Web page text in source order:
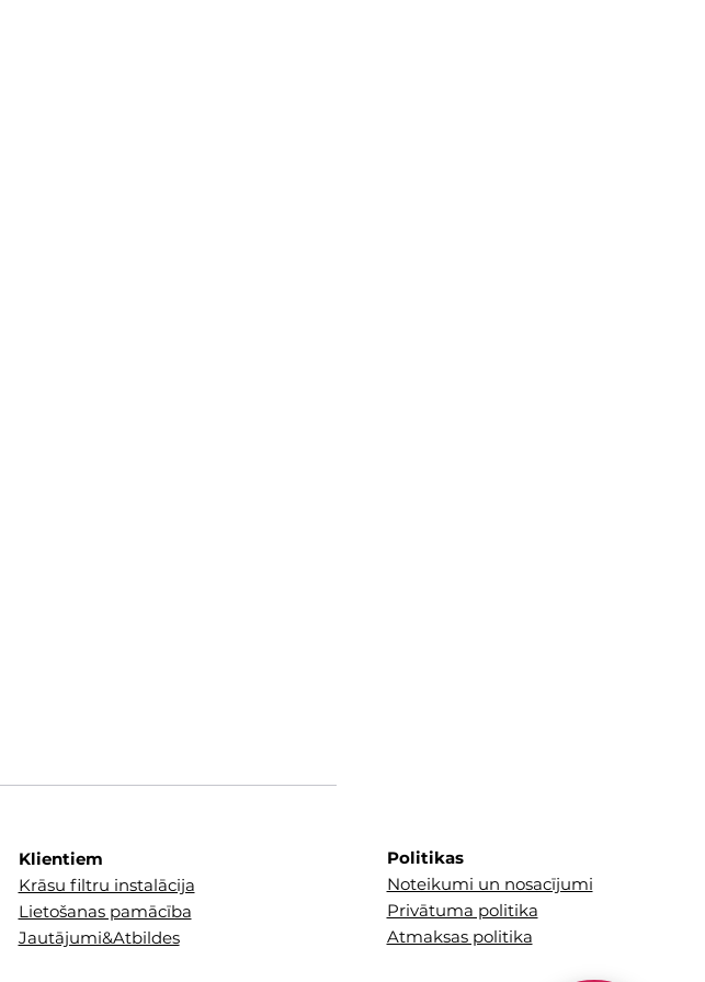
Klientiem
Krāsu filtru instalācija
Lietošanas pamācība
Jautājumi&Atbildes
Politikas
Noteikumi un nosacījumi
Privātuma politika
Atmaksas politika